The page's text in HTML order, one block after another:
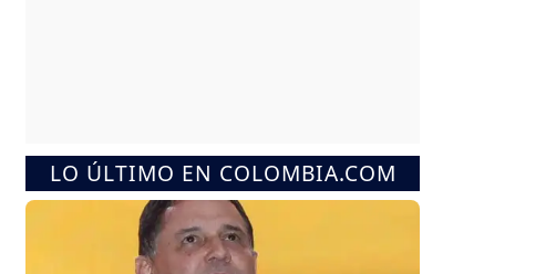
LO ÚLTIMO EN COLOMBIA.COM